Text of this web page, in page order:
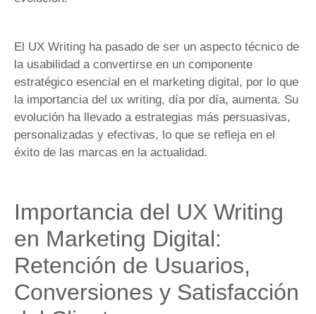
El UX Writing ha pasado de ser un aspecto técnico de
la usabilidad a convertirse en un componente
estratégico esencial en el marketing digital, por lo que
la importancia del ux writing, día por día, aumenta. Su
evolución ha llevado a estrategias más persuasivas,
personalizadas y efectivas, lo que se refleja en el
éxito de las marcas en la actualidad.
Importancia del UX Writing
en Marketing Digital:
Retención de Usuarios,
Conversiones y Satisfacción